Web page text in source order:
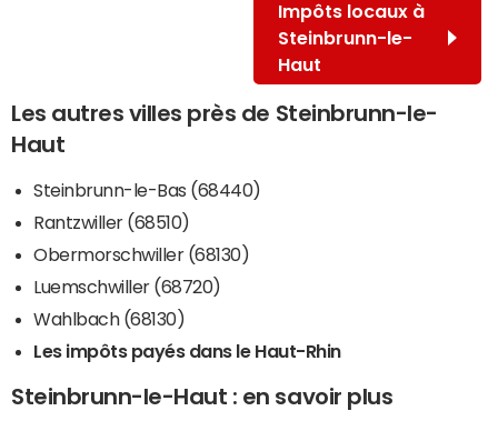
Impôts locaux à
Steinbrunn-le-
Haut
Les autres villes près de Steinbrunn-le-
Haut
Steinbrunn-le-Bas (68440)
Rantzwiller (68510)
Obermorschwiller (68130)
Luemschwiller (68720)
Wahlbach (68130)
Les impôts payés dans le Haut-Rhin
Steinbrunn-le-Haut : en savoir plus